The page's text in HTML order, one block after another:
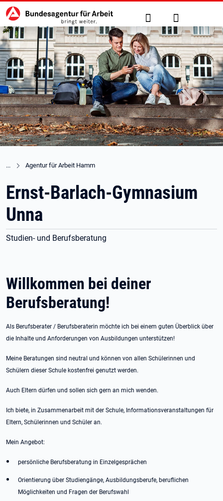
zu den Hauptinhalten springen
Hauptnavigation Suche Anmelden
Agentur für Arbeit Hamm
Ernst-Barlach-Gymnasium
Unna
Studien- und Berufsberatung
Willkommen bei deiner
Berufsberatung!
Als Berufsberater / Berufsberaterin möchte ich bei einem guten Überblick über
die Inhalte und Anforderungen von Ausbildungen unterstützen!
Meine Beratungen sind neutral und können von allen Schülerinnen und
Schülern dieser Schule kostenfrei genutzt werden.
Auch Eltern dürfen und sollen sich gern an mich wenden.
Ich biete, in Zusammenarbeit mit der Schule, Informationsveranstaltungen für
Eltern, Schülerinnen und Schüler an.
Mein Angebot:
persönliche Berufsberatung in Einzelgesprächen
Orientierung über Studiengänge, Ausbildungsberufe, beruflichen
Möglichkeiten und Fragen der Berufswahl